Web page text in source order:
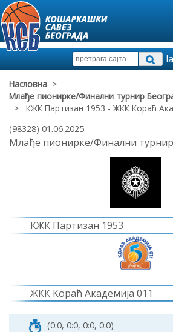
Насловна >
Млађе пионирке/Финални турнир
> КЖК Партизан 1953 - ЖКК Кораћ
(98328) 01.06.2025
Млађе пионирке/Финални турнир
КЖК Партизан 1953
ЖКК Кораћ Академија 011
(0:0, 0:0, 0:0, 0:0)